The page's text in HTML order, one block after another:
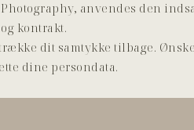
anvendes den
kontrakt.
dit samtykke tilbage.
dine persondata.